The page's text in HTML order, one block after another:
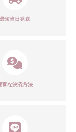
最短当日発送
富な決済方法